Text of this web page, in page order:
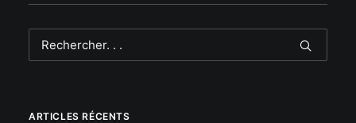
ARTICLES RÉCENTS